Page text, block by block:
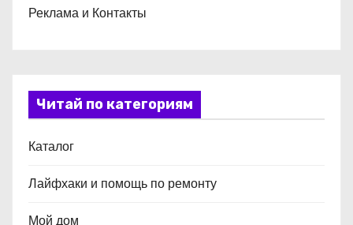
Реклама и Контакты
Читай по категориям
Каталог
Лайфхаки и помощь по ремонту
Мой дом